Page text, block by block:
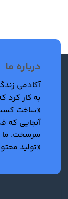
درباره ما
به کار کرد
«ساخت کسب
آنجایی که
سرسخت. ما
«تولید